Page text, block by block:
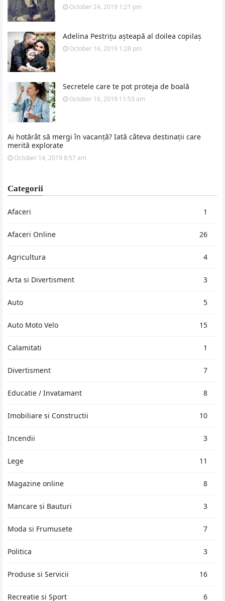
October 24, 2019 1:21 pm
Adelina Pestrițu așteapă al doilea copilaș
October 16, 2019 1:28 pm
Secretele care te pot proteja de boală
October 16, 2019 11:53 am
Ai hotărât să mergi în vacanță? Iată câteva destinații care
merită explorate
October 14, 2019 8:57 am
Categorii
Afaceri 1
Afaceri Online 26
Agricultura 4
Arta si Divertisment 3
Auto 5
Auto Moto Velo 15
Calamitati 1
Divertisment 7
Educatie / Invatamant 8
Imobiliare si Constructii 10
Incendii 3
Lege 11
Magazine online 8
Mancare si Bauturi 3
Moda si Frumusete 7
Politica 3
Produse si Servicii 16
Recreatie si Sport 6